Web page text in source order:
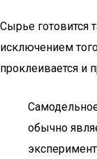
Сырье готовится
исключением
проклеивается и
обычно